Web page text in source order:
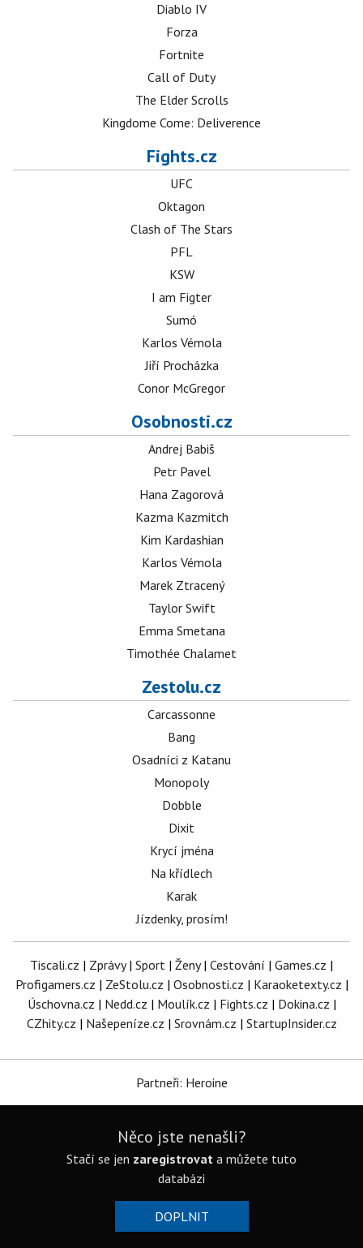
Diablo IV
Forza
Fortnite
Call of Duty
The Elder Scrolls
Kingdome Come: Deliverence
Fights.cz
UFC
Oktagon
Clash of The Stars
PFL
KSW
I am Figter
Sumó
Karlos Vémola
Jiří Procházka
Conor McGregor
Osobnosti.cz
Andrej Babiš
Petr Pavel
Hana Zagorová
Kazma Kazmitch
Kim Kardashian
Karlos Vémola
Marek Ztracený
Taylor Swift
Emma Smetana
Timothée Chalamet
Zestolu.cz
Carcassonne
Bang
Osadníci z Katanu
Monopoly
Dobble
Dixit
Krycí jména
Na křídlech
Karak
Jízdenky, prosím!
Tiscali.cz | Zprávy| Sport | Ženy| Cestování | Games.cz |
Profigamers.cz | ZeStolu.cz | Osobnosti.cz | Karaoketexty.cz |
Úschovna.cz | Nedd.cz | Moulík.cz | Fights.cz | Dokina.cz |
CZhity.cz | Našepeníze.cz | Srovnám.cz | StartupInsider.cz
Partneři: Heroine
Něco jste nenašli?
Stačí se jen zaregistrovat a můžete tuto
databázi
DOPLNIT